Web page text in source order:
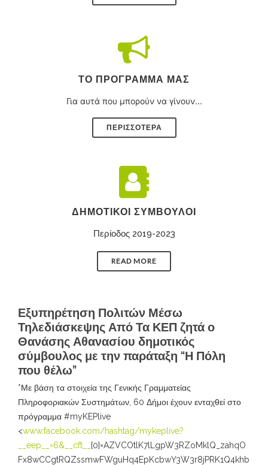
ΤΟ ΠΡΌΓΡΑΜΜΑ ΜΑΣ
Για αυτά που μπορούν να γίνουν...
ΠΕΡΙΣΣΟΤΕΡΑ
ΔΗΜΟΤΙΚΟΊ ΣΎΜΒΟΥΛΟΙ
Περίοδος 2019-2023
READ MORE
Εξυπηρέτηση Πολιτών Μέσω
Τηλεδιάσκεψης Από Τα ΚΕΠ ζητά ο
Θανάσης Αθανασίου δημοτικός
σύμβουλος με την παράταξη “Η Πόλη
που θέλω”
*Με βάση τα στοιχεία της Γενικής Γραμματείας
Πληροφοριακών Συστημάτων, 60 Δήμοι έχουν ενταχθεί στο
πρόγραμμα #myKEPlive
<www.facebook.com/hashtag/mykeplive?
__eep__=6&__cft__
[0]=AZVCOtlK7lLgpW3RZoMklQ_zahqO
Fx8wCCgtRQZssmwFWguHq4EpKcbwY3W3r8jPRK1Q4khb